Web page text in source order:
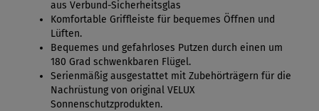
aus Verbund-Sicherheitsglas
Komfortable Griffleiste für bequemes Öffnen und
Lüften.
Bequemes und gefahrloses Putzen durch einen um
180 Grad schwenkbaren Flügel.
Serienmäßig ausgestattet mit Zubehörträgern für die
Nachrüstung von original VELUX
Sonnenschutzprodukten.